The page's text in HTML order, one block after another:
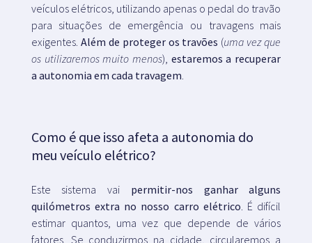
veículos elétricos, utilizando apenas o pedal do travão
para situações de emergência ou travagens mais
exigentes. Além de proteger os travões (uma vez que
os utilizaremos muito menos), estaremos a recuperar
a autonomia em cada travagem.
Como é que isso afeta a autonomia do
meu veículo elétrico?
Este sistema vai permitir-nos ganhar alguns
quilómetros extra no nosso carro elétrico. É difícil
estimar quantos, uma vez que depende de vários
fatores. Se conduzirmos na cidade, circularemos a